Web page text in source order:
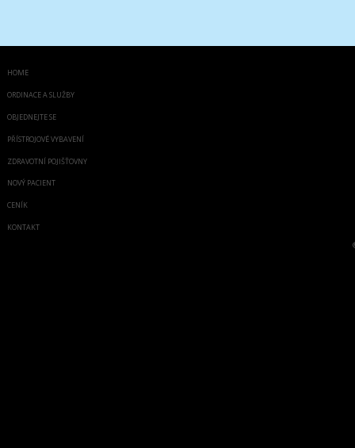
HOME
ORDINACE A SLUŽBY
OBJEDNEJTE SE
PŘÍSTROJOVÉ VYBAVENÍ
ZDRAVOTNÍ POJIŠŤOVNY
NOVÝ PACIENT
CENÍK
KONTAKT